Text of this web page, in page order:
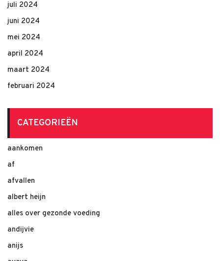
juli 2024
juni 2024
mei 2024
april 2024
maart 2024
februari 2024
CATEGORIEËN
aankomen
af
afvallen
albert heijn
alles over gezonde voeding
andijvie
anijs